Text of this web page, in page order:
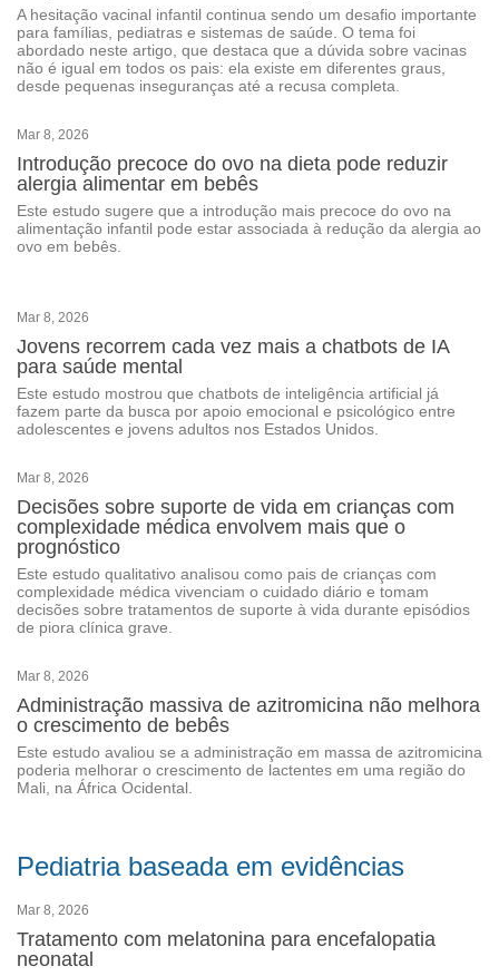
A hesitação vacinal infantil continua sendo um desafio importante
para famílias, pediatras e sistemas de saúde. O tema foi
abordado neste artigo, que destaca que a dúvida sobre vacinas
não é igual em todos os pais: ela existe em diferentes graus,
desde pequenas inseguranças até a recusa completa.
Mar 8, 2026
Introdução precoce do ovo na dieta pode reduzir
alergia alimentar em bebês
Este estudo sugere que a introdução mais precoce do ovo na
alimentação infantil pode estar associada à redução da alergia ao
ovo em bebês.
Mar 8, 2026
Jovens recorrem cada vez mais a chatbots de IA
para saúde mental
Este estudo mostrou que chatbots de inteligência artificial já
fazem parte da busca por apoio emocional e psicológico entre
adolescentes e jovens adultos nos Estados Unidos.
Mar 8, 2026
Decisões sobre suporte de vida em crianças com
complexidade médica envolvem mais que o
prognóstico
Este estudo qualitativo analisou como pais de crianças com
complexidade médica vivenciam o cuidado diário e tomam
decisões sobre tratamentos de suporte à vida durante episódios
de piora clínica grave.
Mar 8, 2026
Administração massiva de azitromicina não melhora
o crescimento de bebês
Este estudo avaliou se a administração em massa de azitromicina
poderia melhorar o crescimento de lactentes em uma região do
Mali, na África Ocidental.
Pediatria baseada em evidências
Mar 8, 2026
Tratamento com melatonina para encefalopatia
neonatal